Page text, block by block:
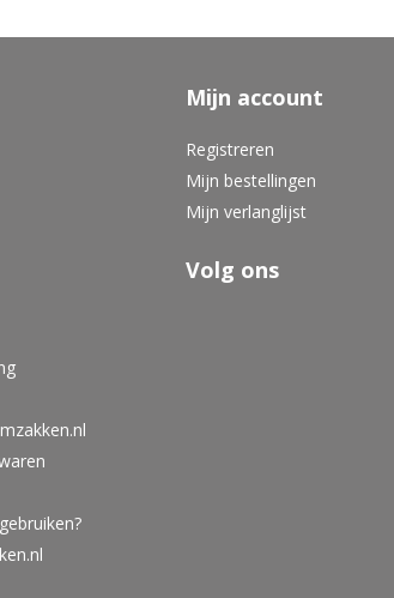
Mijn account
Registreren
Mijn bestellingen
Mijn verlanglijst
Volg ons